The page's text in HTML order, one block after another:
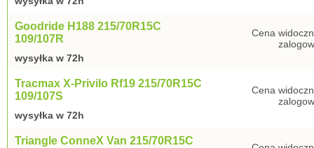
Goodride H188 215/70R15C
109/107R
wysyłka w 72h
Cena
Tracmax X-Privilo Rf19 215/70R15C
109/107S
wysyłka w 72h
Cena
Triangle ConneX Van 215/70R15C